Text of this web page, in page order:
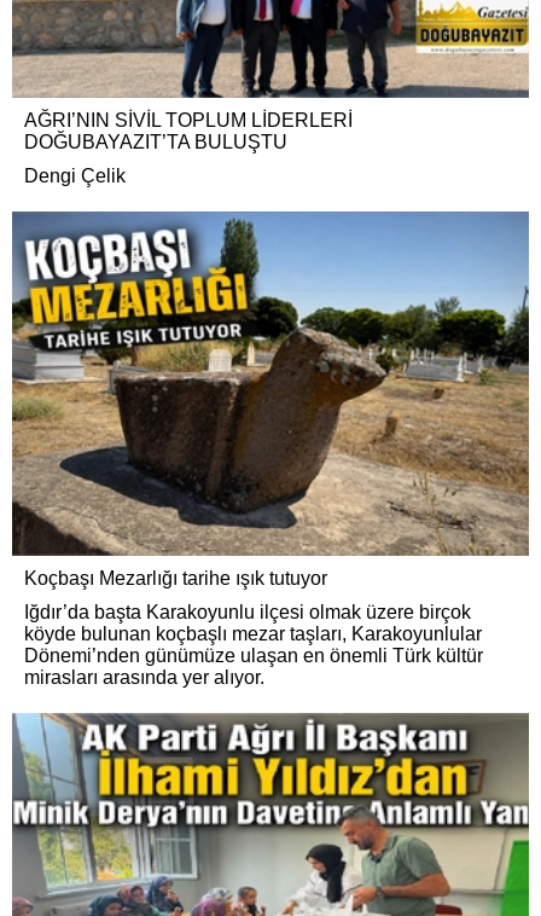
AĞRI’NIN SİVİL TOPLUM LİDERLERİ
DOĞUBAYAZIT’TA BULUŞTU
Dengi Çelik
Koçbaşı Mezarlığı tarihe ışık tutuyor
Iğdır’da başta Karakoyunlu ilçesi olmak üzere birçok
köyde bulunan koçbaşlı mezar taşları, Karakoyunlular
Dönemi’nden günümüze ulaşan en önemli Türk kültür
mirasları arasında yer alıyor.